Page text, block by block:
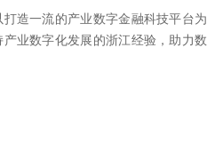
造一流的产业数字金融科技平台为
业数字化发展的浙江经验，助力数